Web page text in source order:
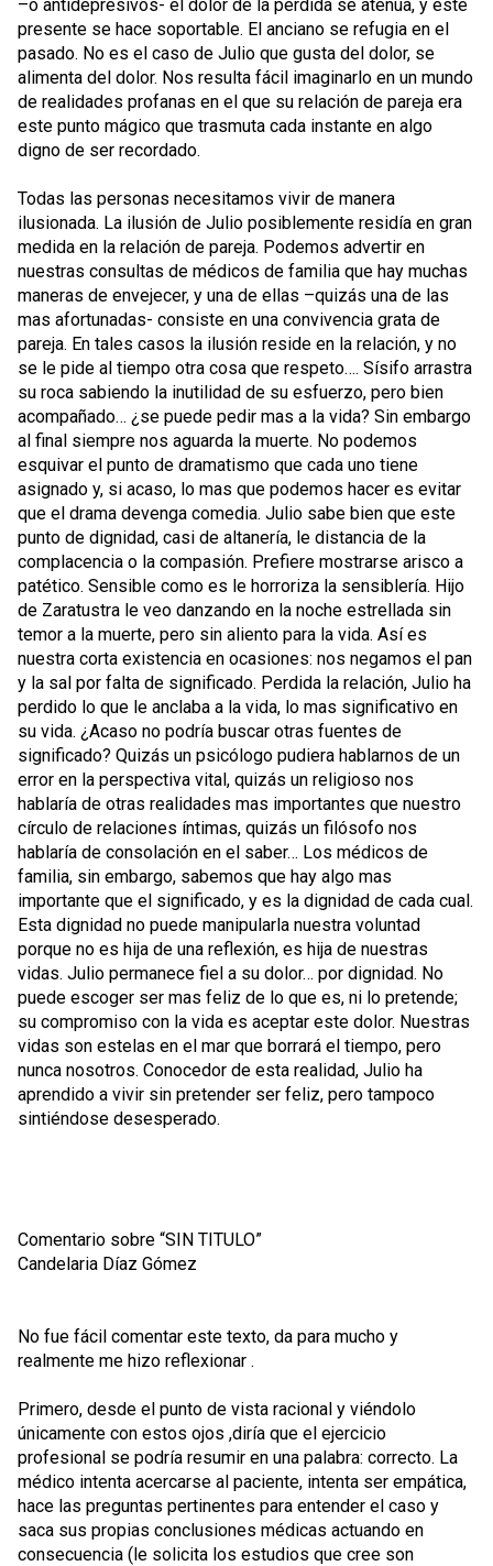
–o antidepresivos- el dolor de la pérdida se atenúa, y este
presente se hace soportable. El anciano se refugia en el
pasado. No es el caso de Julio que gusta del dolor, se
alimenta del dolor. Nos resulta fácil imaginarlo en un mundo
de realidades profanas en el que su relación de pareja era
este punto mágico que trasmuta cada instante en algo
digno de ser recordado.
Todas las personas necesitamos vivir de manera
ilusionada. La ilusión de Julio posiblemente residía en gran
medida en la relación de pareja. Podemos advertir en
nuestras consultas de médicos de familia que hay muchas
maneras de envejecer, y una de ellas –quizás una de las
mas afortunadas- consiste en una convivencia grata de
pareja. En tales casos la ilusión reside en la relación, y no
se le pide al tiempo otra cosa que respeto…. Sísifo arrastra
su roca sabiendo la inutilidad de su esfuerzo, pero bien
acompañado… ¿se puede pedir mas a la vida? Sin embargo
al final siempre nos aguarda la muerte. No podemos
esquivar el punto de dramatismo que cada uno tiene
asignado y, si acaso, lo mas que podemos hacer es evitar
que el drama devenga comedia. Julio sabe bien que este
punto de dignidad, casi de altanería, le distancia de la
complacencia o la compasión. Prefiere mostrarse arisco a
patético. Sensible como es le horroriza la sensiblería. Hijo
de Zaratustra le veo danzando en la noche estrellada sin
temor a la muerte, pero sin aliento para la vida. Así es
nuestra corta existencia en ocasiones: nos negamos el pan
y la sal por falta de significado. Perdida la relación, Julio ha
perdido lo que le anclaba a la vida, lo mas significativo en
su vida. ¿Acaso no podría buscar otras fuentes de
significado? Quizás un psicólogo pudiera hablarnos de un
error en la perspectiva vital, quizás un religioso nos
hablaría de otras realidades mas importantes que nuestro
círculo de relaciones íntimas, quizás un filósofo nos
hablaría de consolación en el saber… Los médicos de
familia, sin embargo, sabemos que hay algo mas
importante que el significado, y es la dignidad de cada cual.
Esta dignidad no puede manipularla nuestra voluntad
porque no es hija de una reflexión, es hija de nuestras
vidas. Julio permanece fiel a su dolor… por dignidad. No
puede escoger ser mas feliz de lo que es, ni lo pretende;
su compromiso con la vida es aceptar este dolor. Nuestras
vidas son estelas en el mar que borrará el tiempo, pero
nunca nosotros. Conocedor de esta realidad, Julio ha
aprendido a vivir sin pretender ser feliz, pero tampoco
sintiéndose desesperado.
Comentario sobre “SIN TITULO”
Candelaria Díaz Gómez
No fue fácil comentar este texto, da para mucho y
realmente me hizo reflexionar .
Primero, desde el punto de vista racional y viéndolo
únicamente con estos ojos ,diría que el ejercicio
profesional se podría resumir en una palabra: correcto. La
médico intenta acercarse al paciente, intenta ser empática,
hace las preguntas pertinentes para entender el caso y
saca sus propias conclusiones médicas actuando en
consecuencia (le solicita los estudios que cree son